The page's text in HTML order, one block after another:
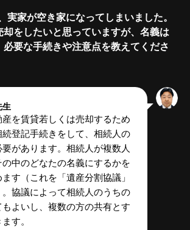
実家が空き家になってしまいました。
却をしたいと思っていますが、名義は
必要な手続きや注意点を教えてくださ
生
を賃貸若しくは売却するため
続登記手続きをして、相続人の
があります。相続人が複数人
中のどなたの名義にするかを
す（これを「遺産分割協議」
。協議によって相続人のうちの
よいし、複数の方の共有とす
す。